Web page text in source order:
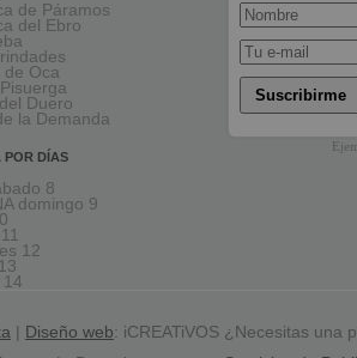
de Páramos
del Ebro
de Oca
Duero
la Demanda
POR DÍAS
8
domingo 9
12
Suscribirme
Diseño web: iCREATiVOS ¿Necesitas una